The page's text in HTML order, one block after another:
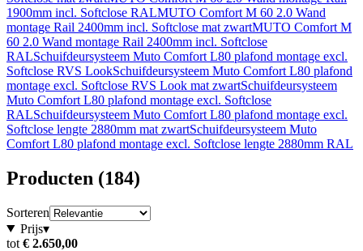
1900mm incl. Softclose RALMUTO Comfort M 60 2.0 Wand
montage Rail 2400mm incl. Softclose mat zwartMUTO Comfort M
60 2.0 Wand montage Rail 2400mm incl. Softclose
RALSchuifdeursysteem Muto Comfort L80 plafond montage excl.
Softclose RVS LookSchuifdeursysteem Muto Comfort L80 plafond
montage excl. Softclose RVS Look mat zwartSchuifdeursysteem
Muto Comfort L80 plafond montage excl. Softclose
RALSchuifdeursysteem Muto Comfort L80 plafond montage excl.
Softclose lengte 2880mm mat zwartSchuifdeursysteem Muto
Comfort L80 plafond montage excl. Softclose lengte 2880mm RAL
Producten (184)
Sorteren
Prijs▾
tot € 2.650,00